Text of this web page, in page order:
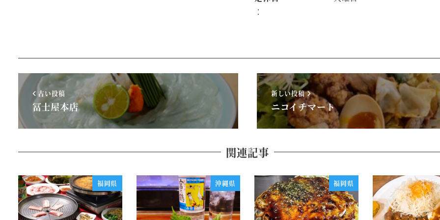
：
古い投稿
冨士屋本店
新しい投稿
ニコイチマート
関連記事
福岡県 沖縄県 福岡県